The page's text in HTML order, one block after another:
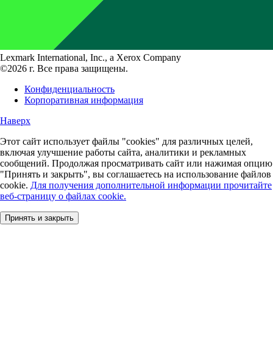
Lexmark International, Inc., a Xerox Company
©2026 г. Все права защищены.
Конфиденциальность
Корпоративная информация
Наверх
Этот сайт использует файлы "cookies" для различных целей,
включая улучшение работы сайта, аналитики и рекламных
сообщений. Продолжая просматривать сайт или нажимая опцию
"Принять и закрыть", вы соглашаетесь на использование файлов
cookie. Для получения дополнительной информации прочитайте
веб-страницу о файлах cookie.
Принять и закрыть